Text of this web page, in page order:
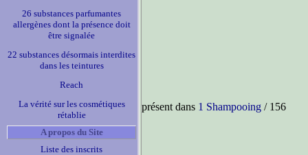
26 substances parfumantes
allergènes dont la présence doit
être signalée
22 substances désormais interdites
dans les teintures
Reach
La vérité sur les cosmétiques
rétablie
A propos du Site
Liste des inscrits
présent dans 1 Shampooing / 156